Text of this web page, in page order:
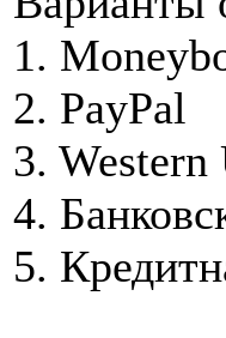
1.
2. PayPal
3. Western
4.
5.